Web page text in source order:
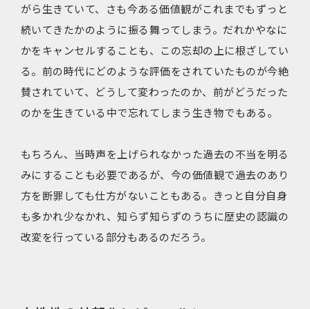
がら生きていて、さも今ある価値観がこれまでもずっと
続いてきたかのように振る舞ってしまう。だれかやなに
かをキャンセルすることも、この忘却の上に根ざしてい
る。前の時代にどのような評価をされていたものが今絶
賛されていて、どうして変わったのか、前がどうだった
のかを生きている中で忘れてしまう生き物でもある。
もちろん、当時声を上げられなかった過去の不当を明る
みにすることも必要であるが、今の価値観で過去のあり
方を断罪しても仕方がないこともある。きっと自分自身
も多かれ少なかれ、知らず知らずのうちに歴史の認識の
改変を行っている部分もあるのだろう。